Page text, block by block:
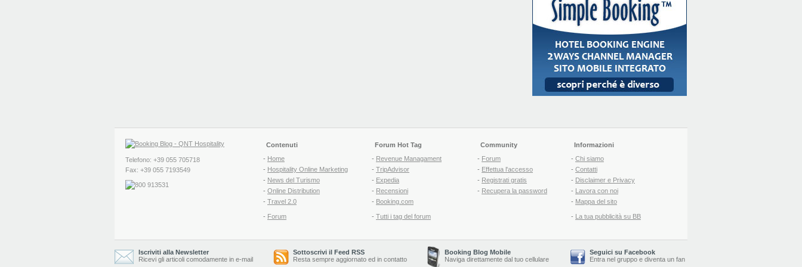
Telefono: +39 055 705718
Fax: +39 055 7193549
Contenuti
- Home
- Hospitality Online Marketing
- News del Turismo
- Online Distribution
- Travel 2.0
- Forum
Forum Hot Tag
- Revenue Managament
- TripAdvisor
- Expedia
- Recensioni
- Booking.com
- Tutti i tag del forum
Community
- Forum
- Effettua l'accesso
- Registrati gratis
- Recupera la password
Informazioni
- Chi siamo
- Contatti
- Disclaimer e Privacy
- Lavora con noi
- Mappa del sito
- La tua pubblicità su BB
Iscriviti alla Newsletter
Ricevi gli articoli comodamente in e-mail
Sottoscrivi il Feed RSS
Resta sempre aggiornato ed in contatto
Booking Blog Mobile
Naviga direttamente dal tuo cellulare
Seguici su Facebook
Entra nel gruppo e diventa un fan